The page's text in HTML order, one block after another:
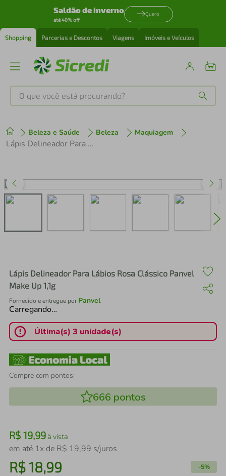
Saldão de inverno
até 40% off
Quero
Shopping Parcerias e Descontos Viagens Imóveis e Veículos
O que você está procurando?
Beleza e Saúde Beleza Maquiagem
Lápis Delineador Para Lábios Rosa Clássico Panvel Make Up 1,1g
Lápis Delineador Para Lábios Rosa Clássico Panvel
Make Up 1,1g
Fornecido e entregue por Panvel
Carregando…
Última(s) 3 unidade(s)
Compre com pontos:
666 pontos
R$ 19,99à vista
em até 1x de R$ 19,99 s/juros
R$18,99 -5%
1º tenis
perfume